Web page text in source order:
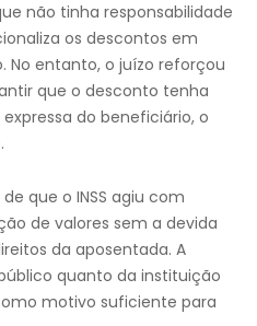
não tinha responsabilidade
os descontos em
No entanto, o juízo reforçou
que o desconto tenha
do beneficiário, o
que o INSS agiu com
de valores sem a devida
da aposentada. A
quanto da instituição
motivo suficiente para